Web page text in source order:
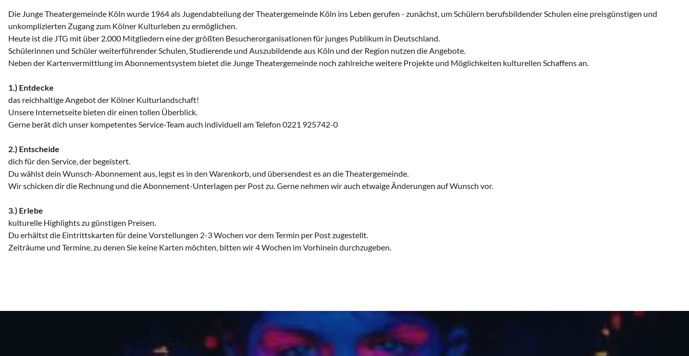
Die Junge Theatergemeinde Köln wurde 1964 als Jugendabteilung der Theatergemeinde Köln ins Leben gerufen - zunächst, um Schülern berufsbildender Schulen eine preisgünstigen und
unkomplizierten Zugang zum Kölner Kulturleben zu ermöglichen.
Heute ist die JTG mit über 2.000 Mitgliedern eine der größten Besucherorganisationen für junges Publikum in Deutschland.
Schülerinnen und Schüler weiterführender Schulen, Studierende und Auszubildende aus Köln und der Region nutzen die Angebote.
Neben der Kartenvermittlung im Abonnementsystem bietet die Junge Theatergemeinde noch zahlreiche weitere Projekte und Möglichkeiten kulturellen Schaffens an.
1.) Entdecke
das reichhaltige Angebot der Kölner Kulturlandschaft!
Unsere Internetseite bieten dir einen tollen Überblick.
Gerne berät dich unser kompetentes Service-Team auch individuell am Telefon 0221 925742-0
2.) Entscheide
dich für den Service, der begeistert.
Du wählst dein Wunsch-Abonnement aus, legst es in den Warenkorb, und übersendest es an die Theatergemeinde.
Wir schicken dir die Rechnung und die Abonnement-Unterlagen per Post zu. Gerne nehmen wir auch etwaige Änderungen auf Wunsch vor.
3.) Erlebe
kulturelle Highlights zu günstigen Preisen.
Du erhältst die Eintrittskarten für deine Vorstellungen 2-3 Wochen vor dem Termin per Post zugestellt.
Zeiträume und Termine, zu denen Sie keine Karten möchten, bitten wir 4 Wochen im Vorhinein durchzugeben.